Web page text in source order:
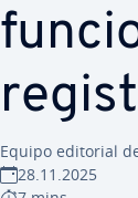
Equipo editorial
28.11.2025